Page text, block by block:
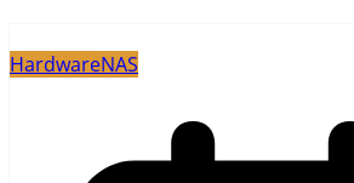
HardwareNAS